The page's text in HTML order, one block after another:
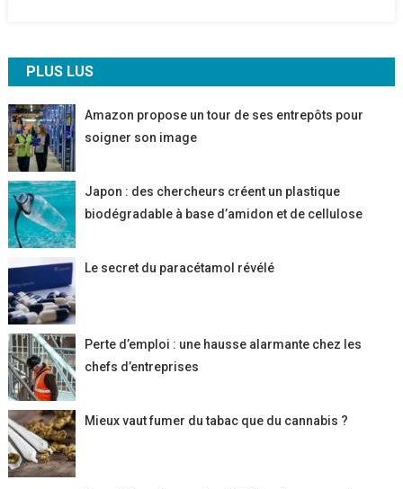
PLUS LUS
Amazon propose un tour de ses entrepôts pour
soigner son image
Japon : des chercheurs créent un plastique
biodégradable à base d’amidon et de cellulose
Le secret du paracétamol révélé
Perte d’emploi : une hausse alarmante chez les
chefs d’entreprises
Mieux vaut fumer du tabac que du cannabis ?